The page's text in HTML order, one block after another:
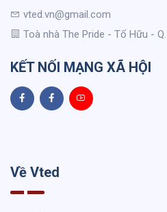
vted.vn@gmail.com
Toà nhà The Pride - Tố Hữu -
KẾT NỐI MẠNG XÃ HỘI
Về Vted